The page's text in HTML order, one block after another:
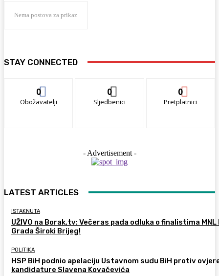
Nema postova za prikaz
STAY CONNECTED
0
Obožavatelji
0
Sljedbenici
0
Pretplatnici
- Advertisement -
LATEST ARTICLES
ISTAKNUTA
UŽIVO na Borak.tv: Večeras pada odluka o finalistima MNL
Grada Široki Brijeg!
POLITIKA
HSP BiH podnio apelaciju Ustavnom sudu BiH protiv
kandidature Slavena Kovačevića